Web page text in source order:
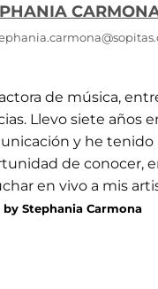
de música,
Llevo siete años
y he tenido
de conocer,
en vivo a mis
by Stephania Carmona